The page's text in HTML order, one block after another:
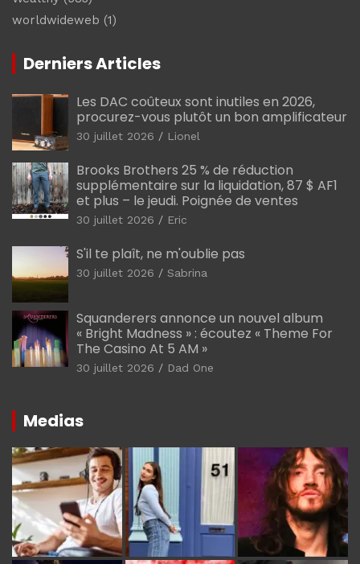
worldwideweb (1)
Derniers Articles
Les DAC coûteux sont inutiles en 2026,
procurez-vous plutôt un bon amplificateur
30 juillet 2026 Lionel
Brooks Brothers 25 % de réduction
supplémentaire sur la liquidation, 87 $ AF1
et plus – le jeudi. Poignée de ventes
30 juillet 2026 Eric
S'il te plaît, ne m'oublie pas
30 juillet 2026 Sabrina
Squanderers annonce un nouvel album
« Bright Madness » : écoutez « Theme For
The Casino At 5 AM »
30 juillet 2026 Dad One
Medias